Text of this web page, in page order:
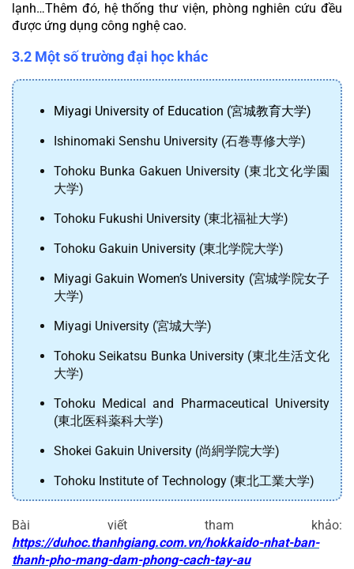
lạnh…Thêm đó, hệ thống thư viện, phòng nghiên cứu đều
được ứng dụng công nghệ cao.
3.2 Một số trường đại học khác
Miyagi University of Education (宮城教育大学)
Ishinomaki Senshu University (石巻専修大学)
Tohoku Bunka Gakuen University (東北文化学園
大学)
Tohoku Fukushi University (東北福祉大学)
Tohoku Gakuin University (東北学院大学)
Miyagi Gakuin Women’s University (宮城学院女子
大学)
Miyagi University (宮城大学)
Tohoku Seikatsu Bunka University (東北生活文化
大学)
Tohoku Medical and Pharmaceutical University
(東北医科薬科大学)
Shokei Gakuin University (尚絅学院大学)
Tohoku Institute of Technology (東北工業大学)
https://duhoc.thanhgiang.com.vn/hokkaido-nhat-ban-
thanh-pho-mang-dam-phong-cach-tay-au